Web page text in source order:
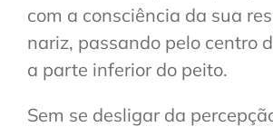
com a consciência da sua
nariz, passando pelo centro
a parte inferior do peito.
Sem se desligar da